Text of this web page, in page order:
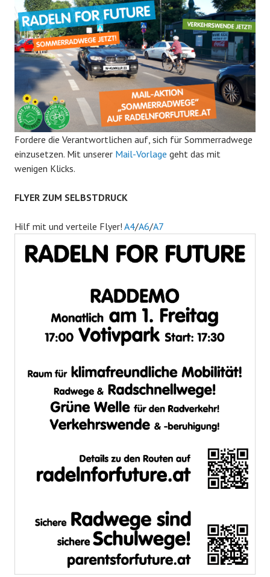
Fordere die Verantwortlichen auf, sich für Sommerradwege
einzusetzen. Mit unserer Mail-Vorlage geht das mit
wenigen Klicks.
FLYER ZUM SELBSTDRUCK
Hilf mit und verteile Flyer! A4/A6/A7